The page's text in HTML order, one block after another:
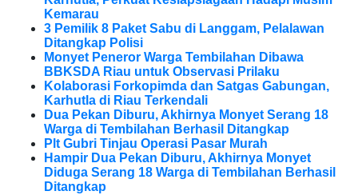
Kemarau
3 Pemilik 8 Paket Sabu di Langgam, Pelalawan
Ditangkap Polisi
Monyet Peneror Warga Tembilahan Dibawa
BBKSDA Riau untuk Observasi Prilaku
Kolaborasi Forkopimda dan Satgas Gabungan,
Karhutla di Riau Terkendali
Dua Pekan Diburu, Akhirnya Monyet Serang 18
Warga di Tembilahan Berhasil Ditangkap
Plt Gubri Tinjau Operasi Pasar Murah
Hampir Dua Pekan Diburu, Akhirnya Monyet
Diduga Serang 18 Warga di Tembilahan Berhasil
Ditangkap